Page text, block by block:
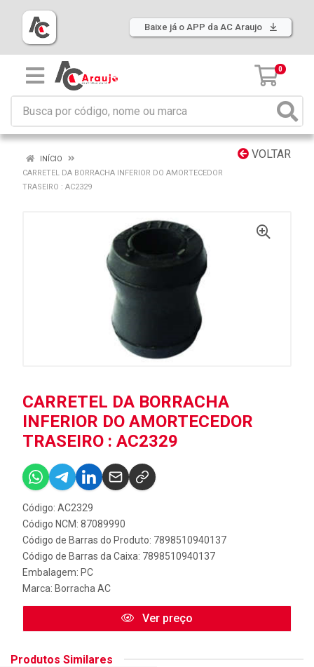
Baixe já o APP da AC Araujo
0
VOLTAR
INÍCIO
CARRETEL DA BORRACHA INFERIOR DO AMORTECEDOR
TRASEIRO : AC2329
CARRETEL DA BORRACHA
INFERIOR DO AMORTECEDOR
TRASEIRO : AC2329
Código: AC2329
Código NCM: 87089990
Código de Barras do Produto: 7898510940137
Código de Barras da Caixa: 7898510940137
Embalagem: PC
Marca: Borracha AC
Ver preço
Produtos Similares